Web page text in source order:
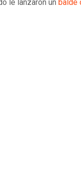
le lanzaron un balde